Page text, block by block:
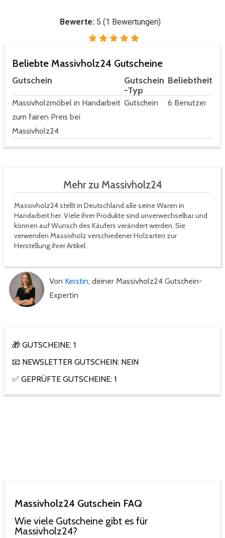
Bewerte: 5 (1 Bewertungen)
Beliebte Massivholz24 Gutscheine
Gutschein
Gutschein
-Typ
Beliebtheit
Massivholzmöbel in Handarbeit
zum fairen Preis bei
Massivholz24
Gutschein 6 Benutzer
Mehr zu Massivholz24
Massivholz24 stellt in Deutschland alle seine Waren in
Handarbeit her. Viele ihrer Produkte sind unverwechselbar und
können auf Wunsch des Käufers verändert werden. Sie
verwenden Massivholz verschiedener Holzarten zur
Herstellung ihrer Artikel.
Von Kerstin, deiner Massivholz24 Gutschein-
Expertin
🎁 GUTSCHEINE: 1
📧 NEWSLETTER GUTSCHEIN: NEIN
✅ GEPRÜFTE GUTSCHEINE: 1
Massivholz24 Gutschein FAQ
Wie viele Gutscheine gibt es für
Massivholz24?